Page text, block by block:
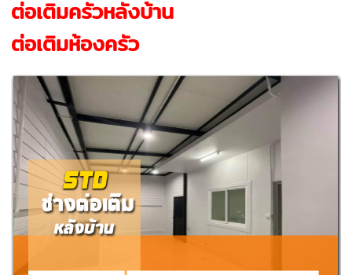
ต่อเติมครัวหลังบ้าน
ต่อเติมห้องครัว